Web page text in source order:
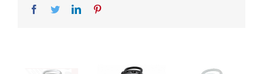
Facebook
TwitterLinkedIn